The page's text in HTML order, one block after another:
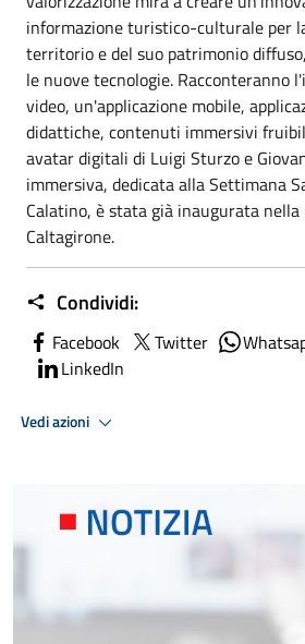
informazione turistico-culturale per
territorio e del suo patrimonio
le nuove tecnologie. Racconteranno
video, un'applicazione mobile,
didattiche, contenuti immersivi
avatar digitali di Luigi Sturzo e
immersiva, dedicata alla Settimana
Calatino, è stata già inaugurata nella
Caltagirone.
Condividi:
Facebook Twitter
LinkedIn
Vedi azioni